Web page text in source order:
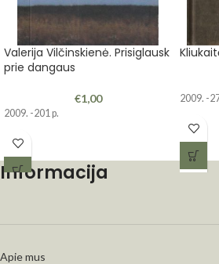
Valerija Vilčinskienė. Prisiglausk
prie dangaus
€1,00
2009. -201 p.
2009. -
Informacija
Apie mus